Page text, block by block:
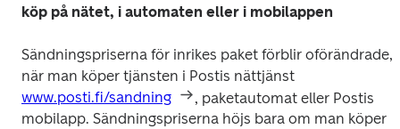
köp på nätet, i automaten eller i mobilappen
Sändningspriserna för inrikes paket förblir oförändrade,
www.posti.fi/sandning
, paketautomat eller Postis
mobilapp. Sändningspriserna höjs bara om man köper